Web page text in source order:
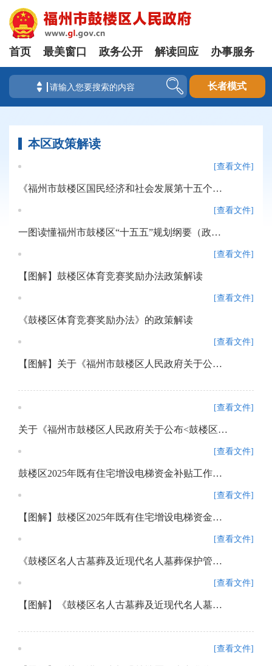
首页 最美窗口 政务公开 解读回应 办事服务
长者模式
本区政策解读
[查看文件]
《福州市鼓楼区国民经济和社会发展第十五个五年规划纲要》政策解读
[查看文件]
一图读懂福州市鼓楼区“十五五”规划纲要（政策解读）
[查看文件]
【图解】鼓楼区体育竞赛奖励办法政策解读
[查看文件]
《鼓楼区体育竞赛奖励办法》的政策解读
[查看文件]
【图解】关于《福州市鼓楼区人民政府关于公布<鼓楼区重餐饮禁设区域清单（第3批）>的通知》的政策解读
[查看文件]
关于《福州市鼓楼区人民政府关于公布<鼓楼区重餐饮禁设区域清单（第3批）>的通知》的政策解读
[查看文件]
鼓楼区2025年既有住宅增设电梯资金补贴工作方案
[查看文件]
【图解】鼓楼区2025年既有住宅增设电梯资金补贴申请政策解读
[查看文件]
《鼓楼区名人古墓葬及近现代名人墓葬保护管理办法》政策解读
[查看文件]
【图解】《鼓楼区名人古墓葬及近现代名人墓葬保护管理办法》政策解读
[查看文件]